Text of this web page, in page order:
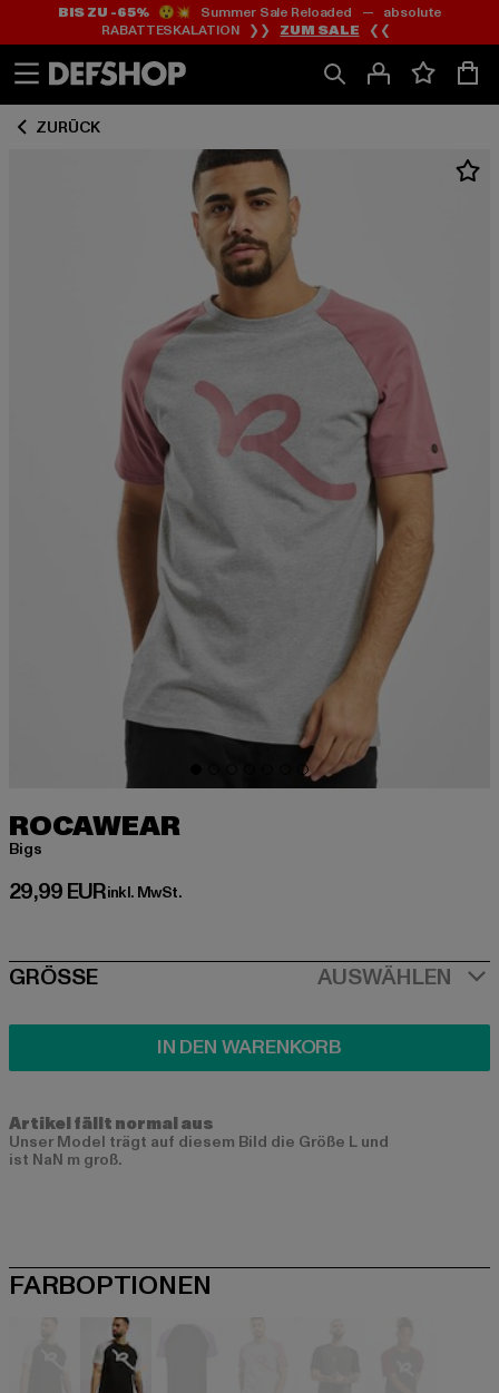
Zum
Inhalt
springen
Zum
Fußzeile
springen
BIS ZU -65%😲💥 Summer Sale Reloaded — absolute
RABATTESKALATION ❯❯ ZUM SALE ❮❮
ZURÜCK
ROCAWEAR
Bigs
29,99 EUR
Derzeitiger Preis: 29,99 EUR
inkl. MwSt.
SIZE
GRÖSSE AUSWÄHLEN
IN DEN WARENKORB
Artikel fällt normal aus
Unser Model trägt auf diesem Bild die Größe L und
ist NaN m groß.
FARBOPTIONEN